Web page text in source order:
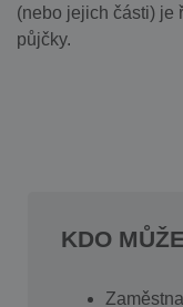
(nebo jejich části) je
půjčky.
KDO